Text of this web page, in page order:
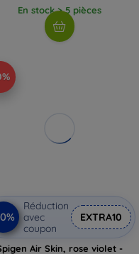
En stock > 5 pièces
Réduction
avec
coupon
EXTRA10
Air Skin, rose violet -